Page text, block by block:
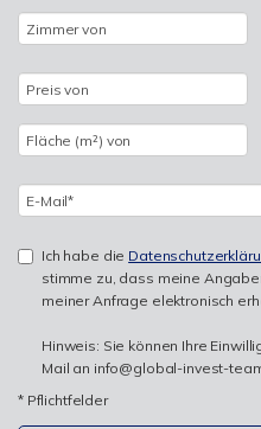
Ich habe die
stimme zu, dass meine
meiner Anfrage elektronisch
Hinweis: Sie können Ihre
Mail an info@global-invest-
* Pflichtfelder